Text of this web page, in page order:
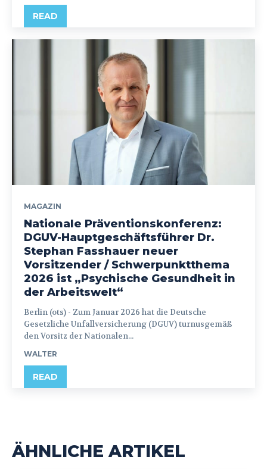
READ
MAGAZIN
Nationale Präventionskonferenz:
DGUV-Hauptgeschäftsführer Dr.
Stephan Fasshauer neuer
Vorsitzender / Schwerpunktthema
2026 ist „Psychische Gesundheit in
der Arbeitswelt“
Berlin (ots) - Zum Januar 2026 hat die Deutsche
Gesetzliche Unfallversicherung (DGUV) turnusgemäß
den Vorsitz der Nationalen...
WALTER
READ
ÄHNLICHE ARTIKEL